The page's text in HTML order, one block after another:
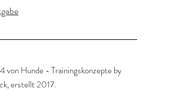
Hunde - Trainingskonzepte by
erstellt 2017.